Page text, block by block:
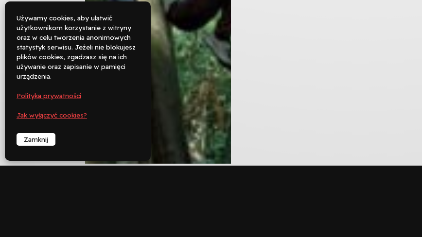

Rezerwuj

︁
︁
Używamy cookies, aby ułatwić
użytkownikom korzystanie z witryny
oraz w celu tworzenia anonimowych
statystyk serwisu. Jeżeli nie blokujesz
plików cookies, zgadzasz się na ich
używanie oraz zapisanie w pamięci
urządzenia.
Polityka prywatności
Jak wyłączyć cookies?
Zamknij